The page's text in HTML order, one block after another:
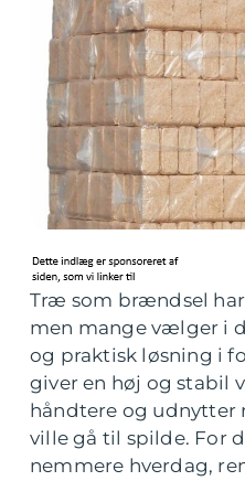
Træ som brændsel
men mange vælger i
og praktisk løsning i
giver en høj og stabil
håndtere og udnytter
ville gå til spilde. For
nemmere hverdag,